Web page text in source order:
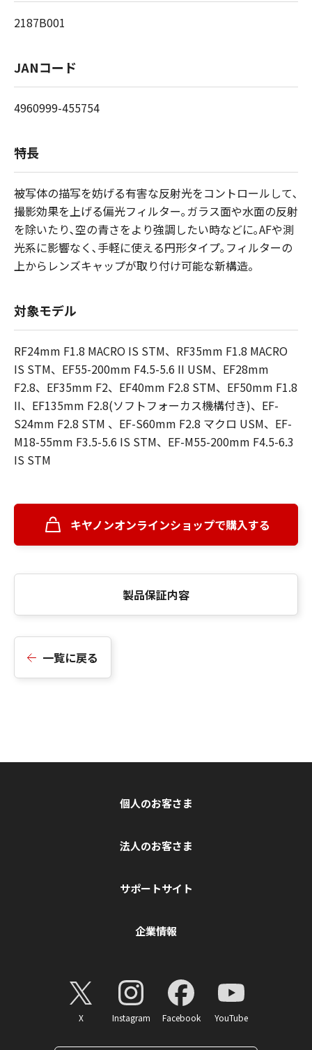
2187B001
JANコード
4960999-455754
特長
被写体の描写を妨げる有害な反射光をコントロールして､
撮影効果を上げる偏光フィルター｡ガラス面や水面の反射
を除いたり､空の青さをより強調したい時などに｡AFや測
光系に影響なく､手軽に使える円形タイプ｡フィルターの
上からレンズキャップが取り付け可能な新構造。
対象モデル
RF24mm F1.8 MACRO IS STM、RF35mm F1.8 MACRO
IS STM、EF55-200mm F4.5-5.6 II USM、EF28mm
F2.8、EF35mm F2、EF40mm F2.8 STM、EF50mm F1.8
II、EF135mm F2.8(ソフトフォーカス機構付き)、EF-
S24mm F2.8 STM 、EF-S60mm F2.8 マクロ USM、EF-
M18-55mm F3.5-5.6 IS STM、EF-M55-200mm F4.5-6.3
IS STM
キヤノンオンラインショップで購入する
製品保証内容
一覧に戻る
個人のお客さま
法人のお客さま
サポートサイト
企業情報
X Instagram Facebook YouTube